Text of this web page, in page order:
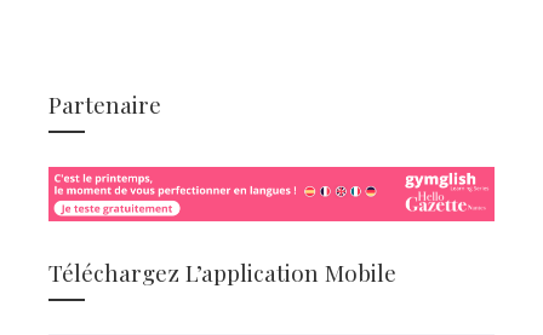
Partenaire
Téléchargez L’application Mobile